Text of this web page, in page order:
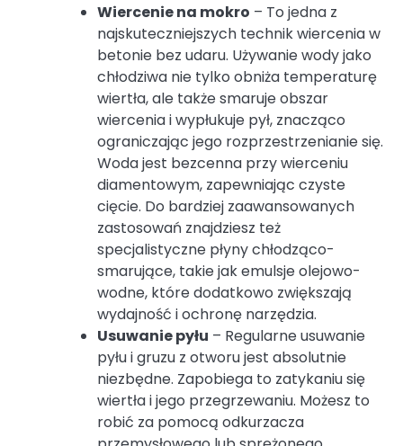
Wiercenie na mokro – To jedna z
najskuteczniejszych technik wiercenia w
betonie bez udaru. Używanie wody jako
chłodziwa nie tylko obniża temperaturę
wiertła, ale także smaruje obszar
wiercenia i wypłukuje pył, znacząco
ograniczając jego rozprzestrzenianie się.
Woda jest bezcenna przy wierceniu
diamentowym, zapewniając czyste
cięcie. Do bardziej zaawansowanych
zastosowań znajdziesz też
specjalistyczne płyny chłodząco-
smarujące, takie jak emulsje olejowo-
wodne, które dodatkowo zwiększają
wydajność i ochronę narzędzia.
Usuwanie pyłu – Regularne usuwanie
pyłu i gruzu z otworu jest absolutnie
niezbędne. Zapobiega to zatykaniu się
wiertła i jego przegrzewaniu. Możesz to
robić za pomocą odkurzacza